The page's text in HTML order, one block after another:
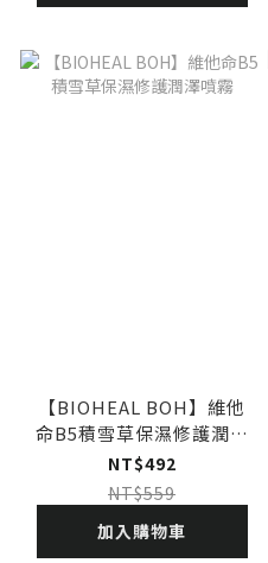
【BIOHEAL BOH】維他
命B5積雪草保濕修護潤澤
噴霧
NT$492
NT$559
加入購物車